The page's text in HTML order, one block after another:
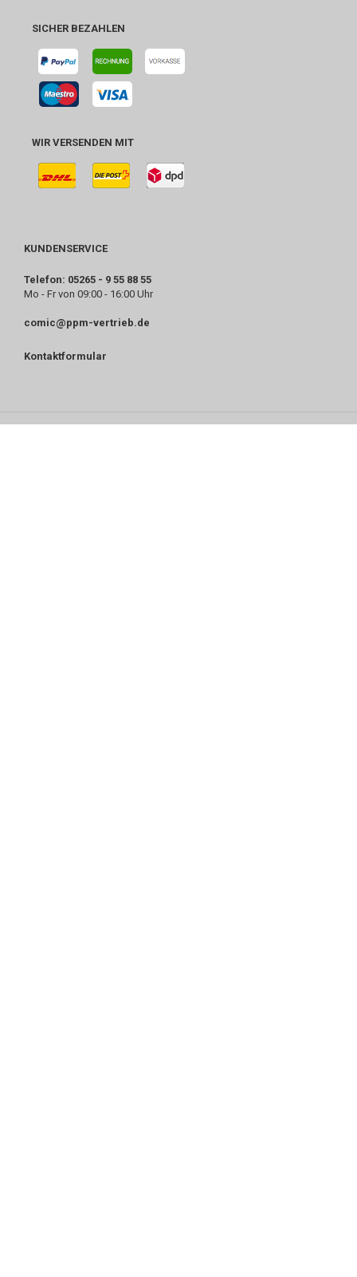
SICHER BEZAHLEN
WIR VERSENDEN MIT
KUNDENSERVICE
Telefon: 05265 - 9 55 88 55
Mo - Fr von 09:00 - 16:00 Uhr
comic@ppm-vertrieb.de
Kontaktformular